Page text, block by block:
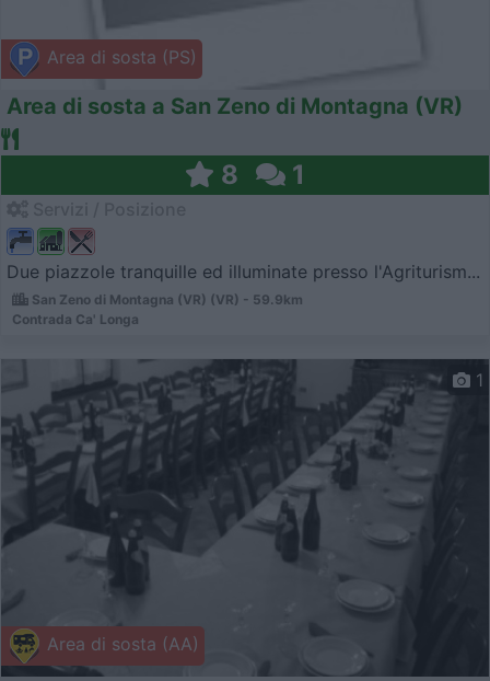
Area di sosta (PS)
Area di sosta a San Zeno di Montagna (VR)
8 1
Due piazzole tranquille ed illuminate presso l'Agriturism...
San Zeno di Montagna (VR) (VR) - 59.9km
Contrada Ca' Longa
Area di sosta (AA)
1